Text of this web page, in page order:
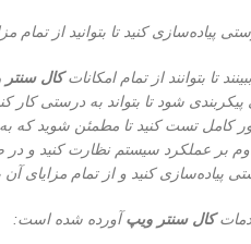
پیاده‌سازی کنید تا بتوانید از تمام
تا بتوانند از تمام امکاناتکال
پیکربندی شود تا بتواند به درستی کار
کامل تست کنید تا مطمئن شوید که
بر عملکرد سیستم نظارت کنید و در
پیاده‌سازی کنید و از تمام مزایای
کال سنتر ویپ آورده شده است: